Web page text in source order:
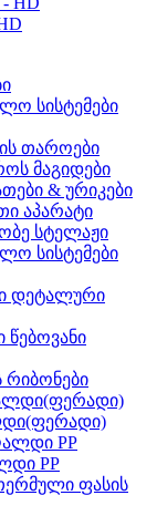
თაროები
მაგიდები
& ურიკები
აპარატი
სტელაჟი
დეტალური
წებოვანი
რიბონები
PP
ფასის